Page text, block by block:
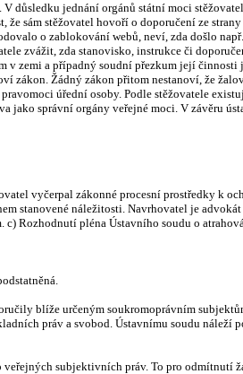
důsledku jednání orgánů státní moci
sám stěžovatel hovoří o doporučení ze
o zablokování webů, neví, zda došlo
zvážit, zda stanovisko, instrukce či
zemi a případný soudní přezkum její
zákon. Žádný zákon přitom nestanoví, že
úřední osoby. Podle stěžovatele
správní orgány veřejné moci. V závěru
vyčerpal zákonné procesní prostředky k
stanovené náležitosti. Navrhovatel je
Rozhodnutí pléna Ústavního soudu o
blíže určeným soukromoprávním
práv a svobod. Ústavnímu soudu náleží
subjektivních práv. To pro odmítnutí